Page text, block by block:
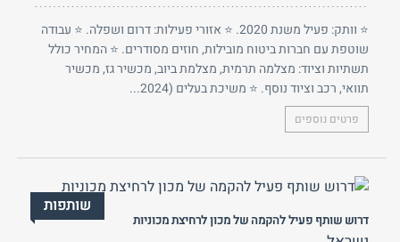
⭐ וותק: פעיל משנת 2020. ⭐ אזורי פעילות: דרום ושפלה. ⭐ עבודה
שוטפת עם חברות ביטוח מובילות, חוזים מסודרים. ⭐ המחיר כולל
תשתיות וציוד: מצלמה תרמית, מצלמת ביוב, מכשיר גז, מכשיר
תוואי, רכב וציוד נוסף. ⭐ משיכת בעלים (2024...
פרטים נוספים
שותפות
דרוש שותף פעיל להקמה של מכון לרחיצת מכוניות